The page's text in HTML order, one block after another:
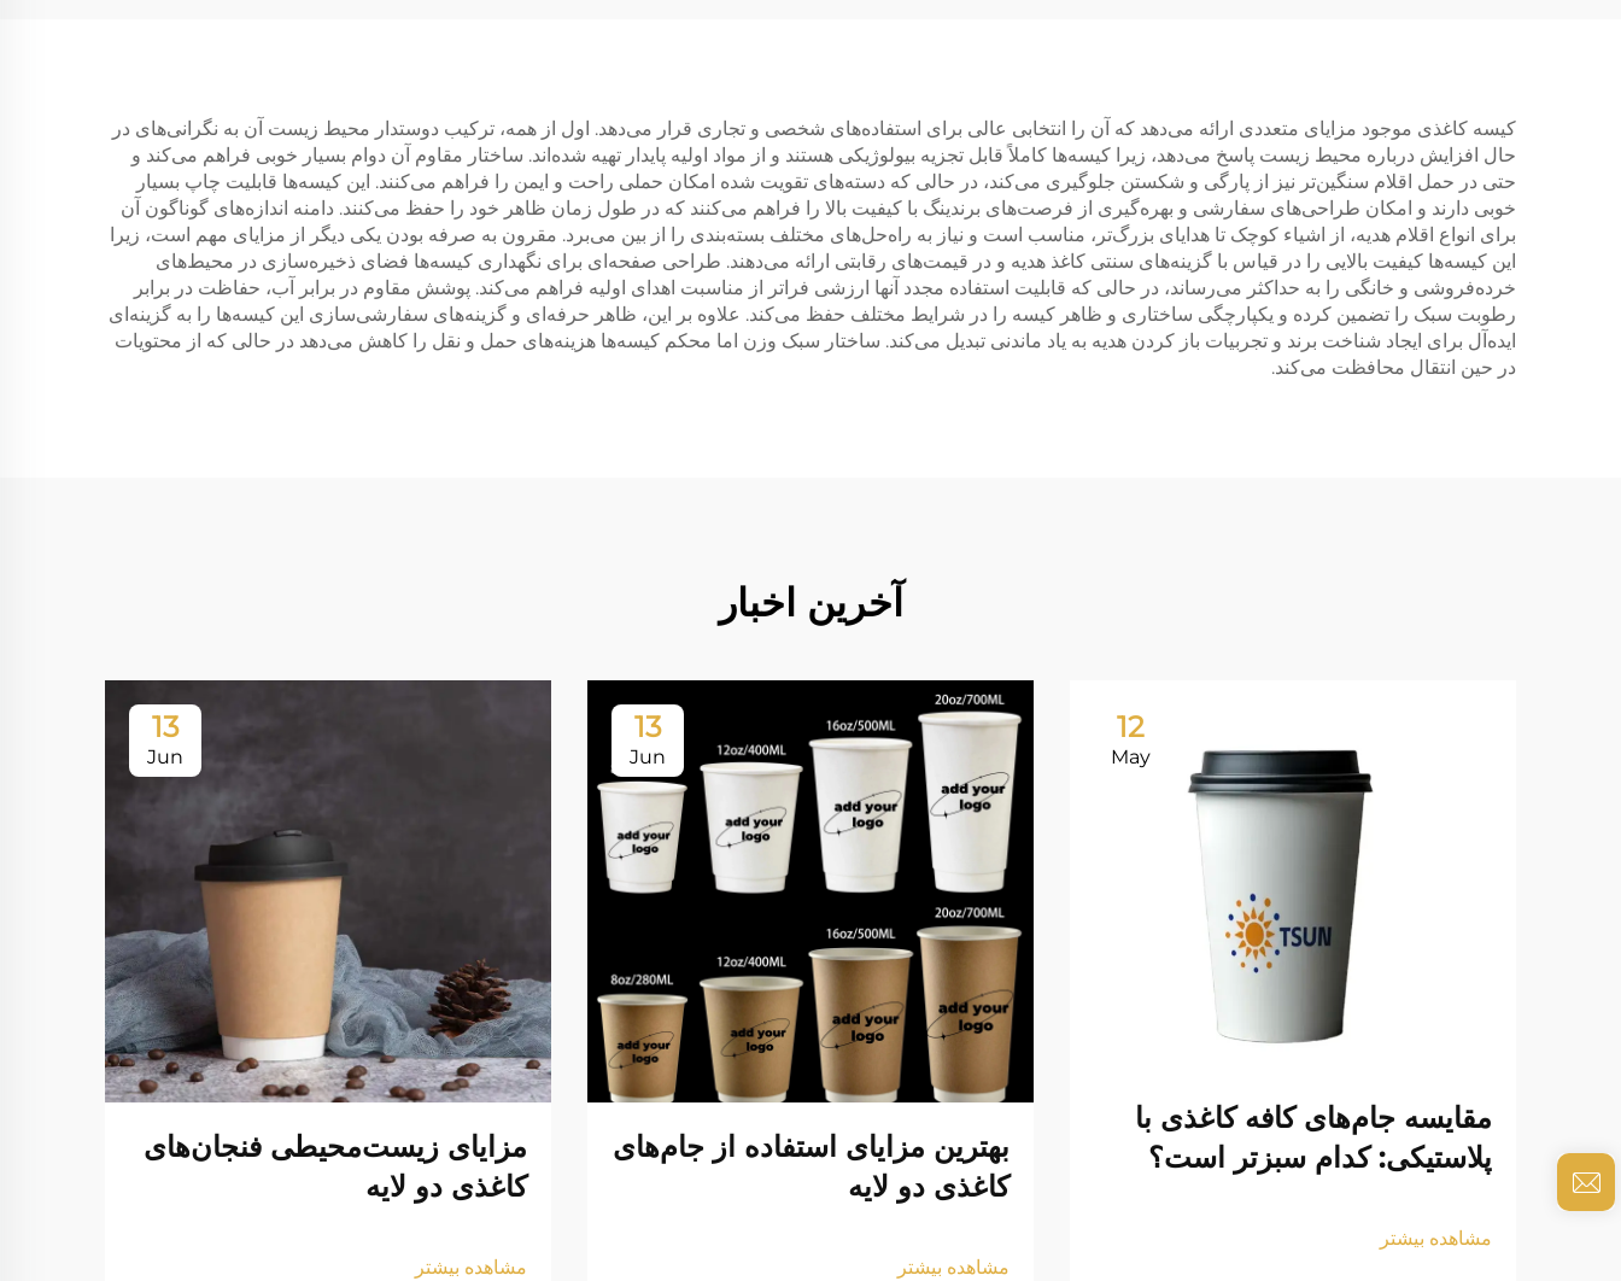
کیسه کاغذی موجود مزایای متعددی ارائه می‌دهد که آن را انتخابی عالی برای استفاده‌های شخصی و تجاری قرار می‌دهد. اول از همه، ترکیب دوستدار محیط زیست آن به نگرانی‌های در
حال افزایش درباره محیط زیست پاسخ می‌دهد، زیرا کیسه‌ها کاملاً قابل تجزیه بیولوژیکی هستند و از مواد اولیه پایدار تهیه شده‌اند. ساختار مقاوم آن دوام بسیار خوبی فراهم می‌کند و
حتی در حمل اقلام سنگین‌تر نیز از پارگی و شکستن جلوگیری می‌کند، در حالی که دسته‌های تقویت شده امکان حملی راحت و ایمن را فراهم می‌کنند. این کیسه‌ها قابلیت چاپ بسیار
خوبی دارند و امکان طراحی‌های سفارشی و بهره‌گیری از فرصت‌های برندینگ با کیفیت بالا را فراهم می‌کنند که در طول زمان ظاهر خود را حفظ می‌کنند. دامنه اندازه‌های گوناگون آن
برای انواع اقلام هدیه، از اشیاء کوچک تا هدایای بزرگ‌تر، مناسب است و نیاز به راه‌حل‌های مختلف بسته‌بندی را از بین می‌برد. مقرون به صرفه بودن یکی دیگر از مزایای مهم است، زیرا
این کیسه‌ها کیفیت بالایی را در قیاس با گزینه‌های سنتی کاغذ هدیه و در قیمت‌های رقابتی ارائه می‌دهند. طراحی صفحه‌ای برای نگهداری کیسه‌ها فضای ذخیره‌سازی در محیط‌های
خرده‌فروشی و خانگی را به حداکثر می‌رساند، در حالی که قابلیت استفاده مجدد آنها ارزشی فراتر از مناسبت اهدای اولیه فراهم می‌کند. پوشش مقاوم در برابر آب، حفاظت در برابر
رطوبت سبک را تضمین کرده و یکپارچگی ساختاری و ظاهر کیسه را در شرایط مختلف حفظ می‌کند. علاوه بر این، ظاهر حرفه‌ای و گزینه‌های سفارشی‌سازی این کیسه‌ها را به گزینه‌ای
ایده‌آل برای ایجاد شناخت برند و تجربیات باز کردن هدیه به یاد ماندنی تبدیل می‌کند. ساختار سبک وزن اما محکم کیسه‌ها هزینه‌های حمل و نقل را کاهش می‌دهد در حالی که از محتویات
در حین انتقال محافظت می‌کند.
آخرین اخبار
12
May
مقایسه جام‌های کافه کاغذی با
پلاستیکی: کدام سبزتر است؟
مشاهده بیشتر
13
Jun
بهترین مزایای استفاده از جام‌های
کاغذی دو لایه
مشاهده بیشتر
13
Jun
مزایای زیست‌محیطی فنجان‌های
کاغذی دو لایه
مشاهده بیشتر